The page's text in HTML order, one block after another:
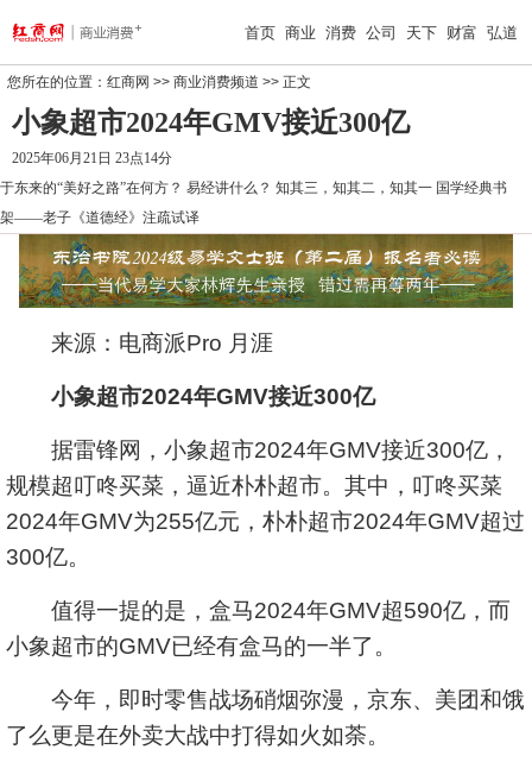
首页 商业 消费 公司 天下 财富 弘道
您所在的位置： 红商网 >> 商业消费频道 >> 正文
小象超市2024年GMV接近300亿
2025年06月21日 23点14分
于东来的“美好之路”在何方？ 易经讲什么？ 知其三，知其二，知其一 国学经典书
架——老子《道德经》注疏试译
来源：电商派Pro 月涯
小象超市2024年GMV接近300亿
据雷锋网，小象超市2024年GMV接近300亿，
规模超叮咚买菜，逼近朴朴超市。其中，叮咚买菜
2024年GMV为255亿元，朴朴超市2024年GMV超过
300亿。
值得一提的是，盒马2024年GMV超590亿，而
小象超市的GMV已经有盒马的一半了。
今年，即时零售战场硝烟弥漫，京东、美团和饿
了么更是在外卖大战中打得如火如荼。